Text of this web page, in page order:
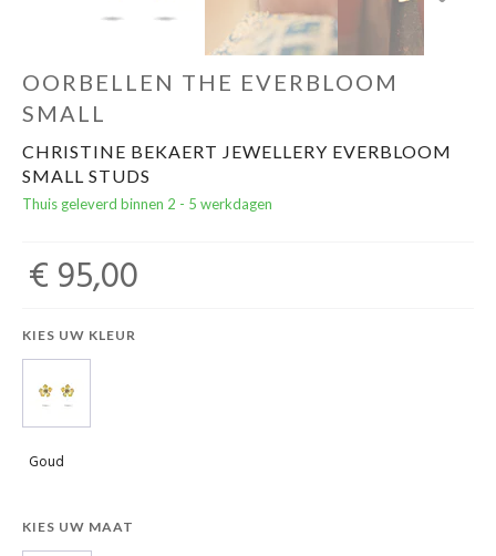
OORBELLEN THE EVERBLOOM
SMALL
CHRISTINE BEKAERT JEWELLERY EVERBLOOM
SMALL STUDS
Thuis geleverd binnen 2 - 5 werkdagen
€ 95,00
KIES UW KLEUR
Goud
KIES UW MAAT